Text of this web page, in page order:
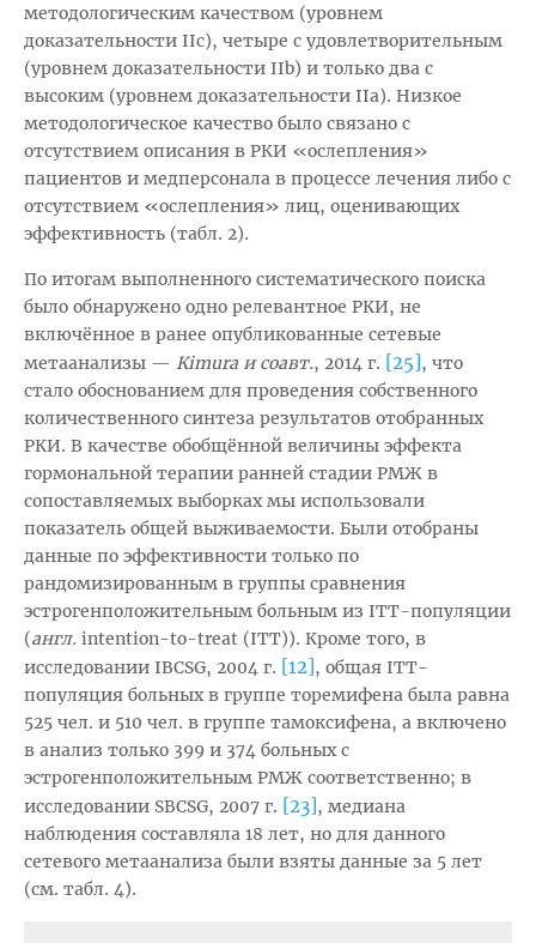
методологическим качеством (уровнем
доказательности IIc), четыре с удовлетворительным
(уровнем доказательности IIb) и только два с
высоким (уровнем доказательности IIa). Низкое
методологическое качество было связано с
отсутствием описания в РКИ «ослепления»
пациентов и медперсонала в процессе лечения либо с
отсутствием «ослепления» лиц, оценивающих
эффективность (табл. 2).
По итогам выполненного систематического поиска
было обнаружено одно релевантное РКИ, не
включённое в ранее опубликованные сетевые
метаанализы — Kimura и соавт., 2014 г. [25] , что
стало обоснованием для проведения собственного
количественного синтеза результатов отобранных
РКИ. В качестве обобщённой величины эффекта
гормональной терапии ранней стадии РМЖ в
сопоставляемых выборках мы использовали
показатель общей выживаемости. Были отобраны
данные по эффективности только по
рандомизированным в группы сравнения
эстрогенположительным больным из ITT-популяции
(англ. intention-to-treat (ITT)). Кроме того, в
исследовании IBCSG, 2004 г.
[12] , общая ITT-
популяция больных в группе торемифена была равна
525 чел. и 510 чел. в группе тамоксифена, а включено
в анализ только 399 и 374 больных с
эстрогенположительным РМЖ соответственно; в
исследовании SBCSG, 2007 г.
[23] , медиана
наблюдения составляла 18 лет, но для данного
сетевого метаанализа были взяты данные за 5 лет
(см. табл. 4).